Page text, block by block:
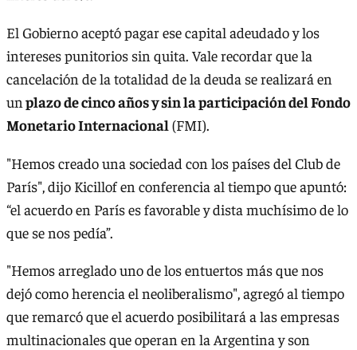
El Gobierno aceptó pagar ese capital adeudado y los
intereses punitorios sin quita. Vale recordar que la
cancelación de la totalidad de la deuda se realizará en
un plazo de cinco años y sin la participación del Fondo
Monetario Internacional (FMI).
"Hemos creado una sociedad con los países del Club de
París", dijo Kicillof en conferencia al tiempo que apuntó:
“el acuerdo en París es favorable y dista muchísimo de lo
que se nos pedía”.
"Hemos arreglado uno de los entuertos más que nos
dejó como herencia el neoliberalismo", agregó al tiempo
que remarcó que el acuerdo posibilitará a las empresas
multinacionales que operan en la Argentina y son